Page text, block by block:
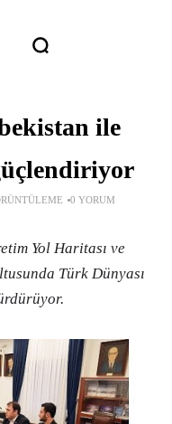
ile
0 YORUM
Yol Haritası ve
Türk Dünyası